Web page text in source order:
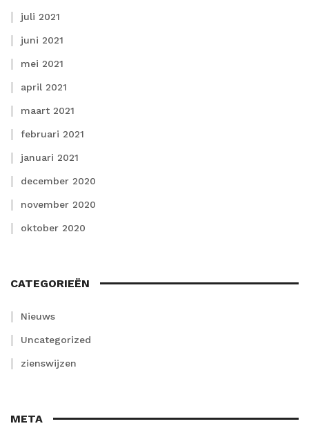
juli 2021
juni 2021
mei 2021
april 2021
maart 2021
februari 2021
januari 2021
december 2020
november 2020
oktober 2020
CATEGORIEËN
Nieuws
Uncategorized
zienswijzen
META